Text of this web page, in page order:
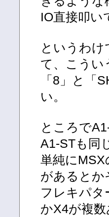
IO直接叩い
というわ
て、こうい
「8」と「
い。
ところで
A1-STも同
単純に
があるとか
フレキパタ
かX4が複数